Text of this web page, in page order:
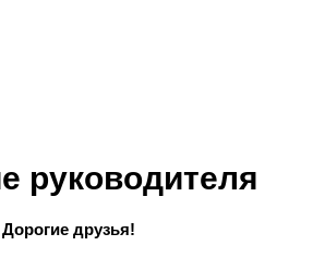
руководителя
Дорогие друзья!